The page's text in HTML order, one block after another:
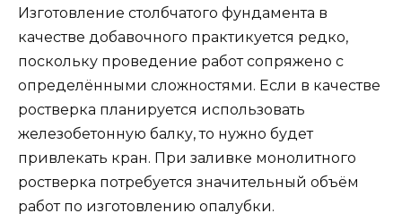
Изготовление столбчатого фундамента в
качестве добавочного практикуется редко,
поскольку проведение работ сопряжено с
определёнными сложностями. Если в качестве
ростверка планируется использовать
железобетонную балку, то нужно будет
привлекать кран. При заливке монолитного
ростверка потребуется значительный объём
работ по изготовлению опалубки.